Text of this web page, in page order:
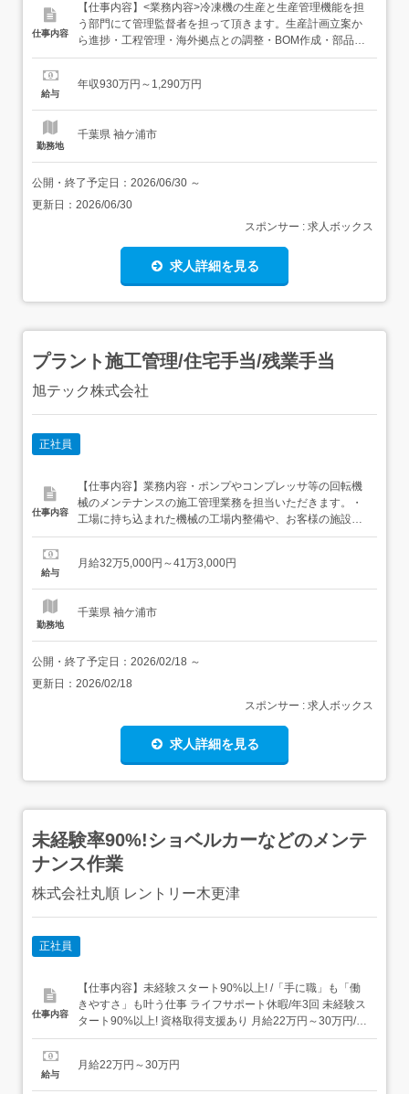
仕事内容
【仕事内容】<業務内容>冷凍機の生産と生産管理機能を担
う部門にて管理監督者を担って頂きます。生産計画立案か
ら進捗・工程管理・海外拠点との調整・BOM作成・部品手
配までを一貫して担当する部門において、国内外の関係部
実現する重要なポジションです。<具体的には>・部門KPI
給与
年収930万円～1,290万円
勤務地
千葉県 袖ケ浦市
公開・終了予定日： 2026/06/30 ～
更新日： 2026/06/30
スポンサー : 求人ボックス
求人詳細を見る
プラント施工管理/住宅手当/残業手当
旭テック株式会社
正社員
仕事内容
【仕事内容】業務内容・ポンプやコンプレッサ等の回転機
械のメンテナンスの施工管理業務を担当いただきます。・
工場に持ち込まれた機械の工場内整備や、お客様の施設内
にて現地整備を行います。・工場には天井クレーンやジブ
制が整っており、ポンプメーカーの認定工場にも指定され
給与
月給32万5,000円～41万3,000円
勤務地
千葉県 袖ケ浦市
公開・終了予定日： 2026/02/18 ～
更新日： 2026/02/18
スポンサー : 求人ボックス
求人詳細を見る
未経験率90%!ショベルカーなどのメンテ
ナンス作業
株式会社丸順 レントリー木更津
正社員
仕事内容
【仕事内容】未経験スタート90%以上! /「手に職」も「働
きやすさ」も叶う仕事 ライフサポート休暇/年3回 未経験ス
タート90%以上! 資格取得支援あり 月給22万円～30万円/賞
与年2回あり 20代～40代活躍中 安定業界で将来も安心 業
るショベルカー先端部分(アタッチメント)の・配送・取
給与
月給22万円～30万円